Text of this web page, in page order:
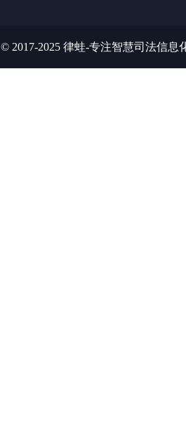
© 2017-2025 律蛙-专注智慧司法信息